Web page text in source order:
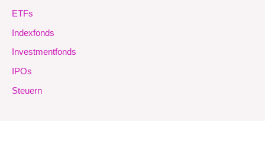
ETFs
Indexfonds
Investmentfonds
IPOs
Steuern